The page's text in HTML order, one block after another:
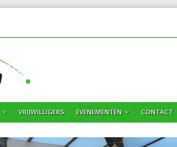
VRIJWILLIGERS EVENEMENTEN CONTACT